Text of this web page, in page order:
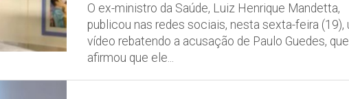
O ex-ministro da Saúde, Luiz Henrique Mandetta,
publicou nas redes sociais, nesta sexta-feira (19),
vídeo rebatendo a acusação de Paulo Guedes, que
afirmou que ele...